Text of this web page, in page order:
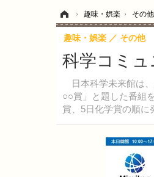
› 趣味・娯楽 › その他
科学コミ
日本科学未来館は、
○○賞」と題した番組
賞、5日化学賞の順に
趣味・娯楽 その他